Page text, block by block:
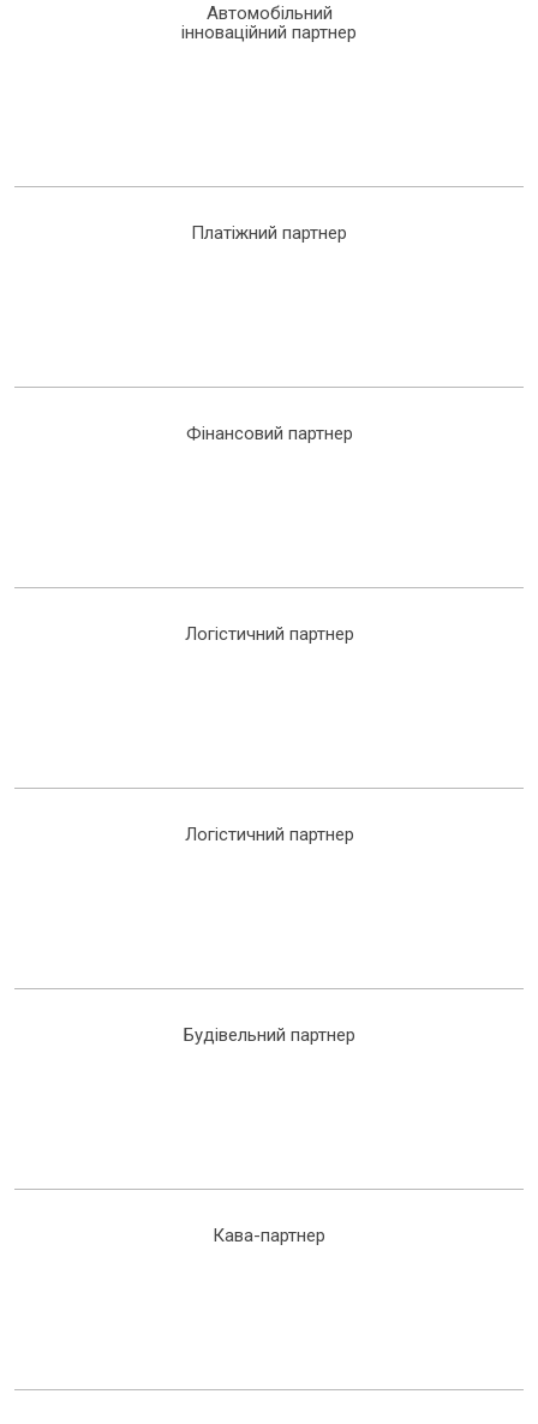
Автомобільний
інноваційний партнер
Платіжний партнер
Фінансовий партнер
Логістичний партнер
Логістичний партнер
Будівельний партнер
Кава-партнер